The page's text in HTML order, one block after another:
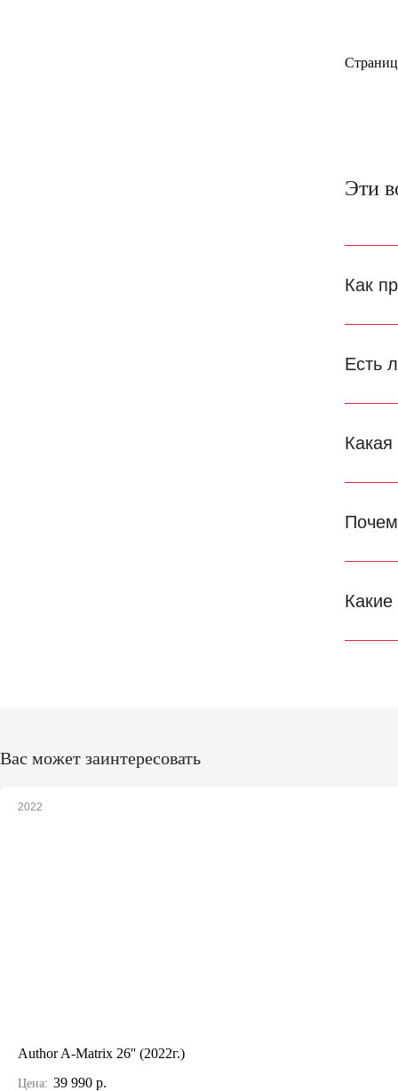
Эти
Как
Есть
Какая
Вас может заинтересовать
2022
Author A-Matrix 26'' (2022г.)
Цена: 39 990 р.